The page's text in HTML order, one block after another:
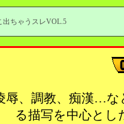
出ちゃうスレVOL.5
辱、調教、痴漢…な
る描写を中心とし